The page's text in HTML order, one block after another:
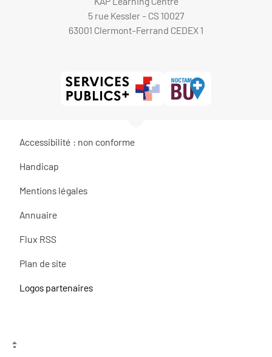
5 rue Kessler - CS 10027
63001 Clermont-Ferrand CEDEX 1
Accessibilité : non conforme
Handicap
Mentions légales
Annuaire
Flux RSS
Plan de site
Logos partenaires